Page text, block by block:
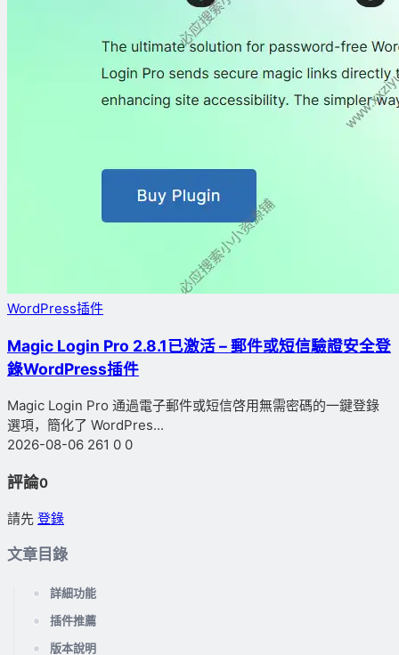
WordPress插件
Magic Login Pro 2.8.1已激活 – 郵件或短信驗證安全登
錄WordPress插件
Magic Login Pro 通過電子郵件或短信啓用無需密碼的一鍵登錄
選項，簡化了 WordPres...
2026-08-06 261 0 0
評論0
請先 登錄
文章目錄
詳細功能
插件推薦
版本說明